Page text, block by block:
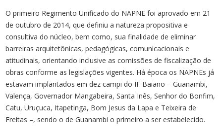
O primeiro Regimento Unificado do NAPNE foi aprovado em 21
de outubro de 2014, que definiu a natureza propositiva e
consultiva do núcleo, bem como, sua finalidade de eliminar
barreiras arquitetônicas, pedagógicas, comunicacionais e
atitudinais, orientando inclusive as comissões de fiscalização de
obras conforme as legislações vigentes. Há época os NAPNEs já
estavam implantados em dez campi do IF Baiano – Guanambi,
Valença, Governador Mangabeira, Santa Inês, Senhor do Bonfim,
Catu, Uruçuca, Itapetinga, Bom Jesus da Lapa e Teixeira de
Freitas –, sendo o de Guanambi o primeiro a ser estabelecido.